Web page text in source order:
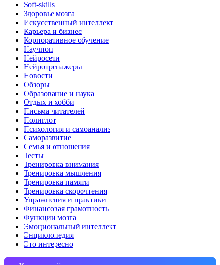
Soft-skills
Здоровье мозга
Искусственный интеллект
Карьера и бизнес
Корпоративное обучение
Научпоп
Нейросети
Нейротренажеры
Новости
Обзоры
Образование и наука
Отдых и хобби
Письма читателей
Полиглот
Психология и самоанализ
Саморазвитие
Семья и отношения
Тесты
Тренировка внимания
Тренировка мышления
Тренировка памяти
Тренировка скорочтения
Упражнения и практики
Финансовая грамотность
Функции мозга
Эмоциональный интеллект
Энциклопедия
Это интересно